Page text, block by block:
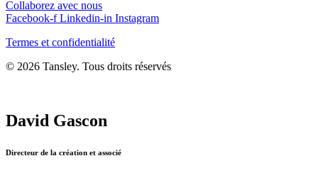
Collaborez avec nous
Facebook-f Linkedin-in Instagram
Termes et confidentialité
© 2026 Tansley. Tous droits réservés
David Gascon
Directeur de la création et associé